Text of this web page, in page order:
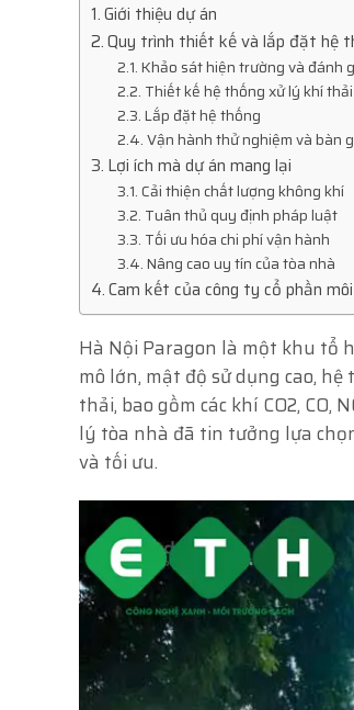
Giới thiệu dự án
Quy trình thiết kế và lắp đặt hệ
Khảo sát hiện trường và đánh
Thiết kế hệ thống xử lý khí thải
Lắp đặt hệ thống
Vận hành thử nghiệm và bàn
Lợi ích mà dự án mang lại
Cải thiện chất lượng không khí
Tuân thủ quy định pháp luật
Tối ưu hóa chi phí vận hành
Nâng cao uy tín của tòa nhà
Cam kết của công ty cổ phần
Hà Nội Paragon là một khu tổ
mô lớn, mật độ sử dụng cao,
thải, bao gồm các khí CO2,
lý tòa nhà đã tin tưởng lựa
và tối ưu.